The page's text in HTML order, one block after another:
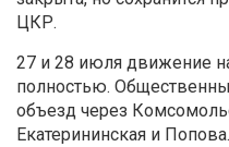
ЦКР.
27 и 28 июля движение
полностью.
объезд через
Екатерининская и